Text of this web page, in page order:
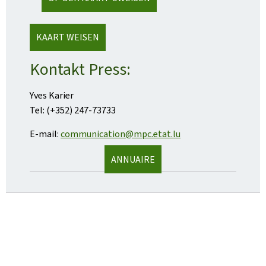
KAART WEISEN
Kontakt Press:
Yves Karier
Tel: (+352) 247-73733
E-mail:communication@mpc.etat.lu
ANNUAIRE